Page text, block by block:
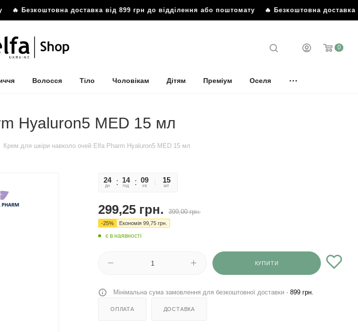
🔥 Безкоштовна доставка від 899 грн до відділення або поштомату 🔥 Безкоштовна доставка
0
Волосся Тіло Чоловікам Дітям Преміум Оселя
Hyaluron5 MED 15 мл
Крем для шкіри навколо очей Elfa Pharm Hyaluron5 MED 15 мл
24
дн
14
год
09
хв
58
сек
15
шт
299,25 грн. 399,00грн.
-25% Економія 99,75 грн.
є в наявності
КУПИТИ
Мінімальна сума замовлення для безкоштовної доставки - 899 грн.
ОПЛАТА ДОСТАВКА